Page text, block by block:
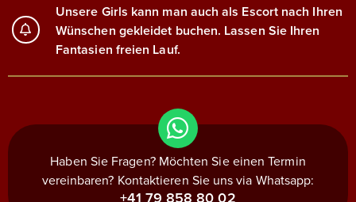
Unsere Girls kann man auch als Escort nach Ihren
Wünschen gekleidet buchen. Lassen Sie Ihren
Fantasien freien Lauf.
Haben Sie Fragen? Möchten Sie einen Termin
vereinbaren? Kontaktieren Sie uns via Whatsapp:
+41 79 858 80 02